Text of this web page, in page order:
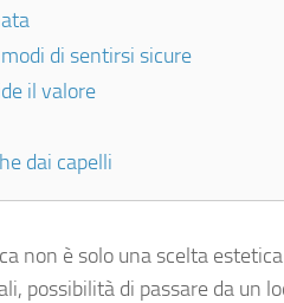
di sentirsi sicure
il valore
dai capelli
non è solo una scelta
possibilità di passare da un